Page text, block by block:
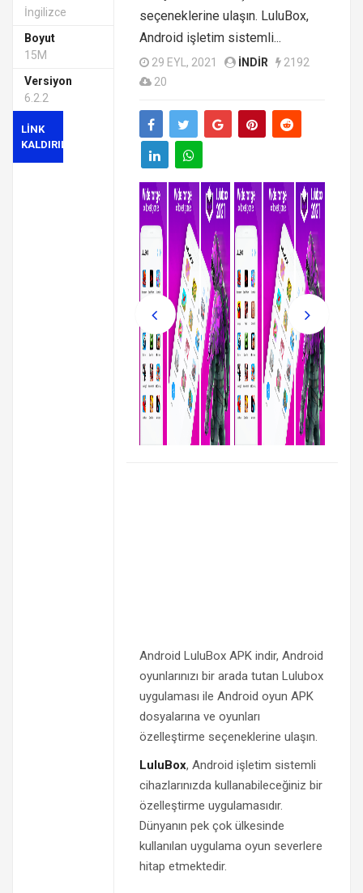
İngilizce
Boyut
15M
Versiyon
6.2.2
LINK
KALDIRILMIŞ
seçeneklerine ulaşın. LuluBox,
Android işletim sistemli...
29 EYL, 2021 INDIR
2192
20
Android LuluBox APK indir, Android
oyunlarınızı bir arada tutan Lulubox
uygulaması ile Android oyun APK
dosyalarına ve oyunları
özelleştirme seçeneklerine ulaşın.
LuluBox, Android işletim sistemli
cihazlarınızda kullanabileceğiniz bir
özelleştirme uygulamasıdır.
Dünyanın pek çok ülkesinde
kullanılan uygulama oyun severlere
hitap etmektedir.